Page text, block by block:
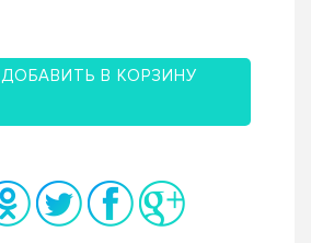
ДОБАВИТЬ В КОРЗИНУ